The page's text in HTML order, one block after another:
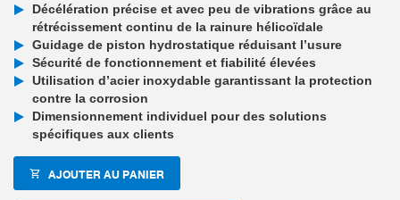
Décélération précise et avec peu de vibrations grâce au
rétrécissement continu de la rainure hélicoïdale
Guidage de piston hydrostatique réduisant l’usure
Sécurité de fonctionnement et fiabilité élevées
Utilisation d’acier inoxydable garantissant la protection
contre la corrosion
Dimensionnement individuel pour des solutions
spécifiques aux clients
AJOUTER AU PANIER